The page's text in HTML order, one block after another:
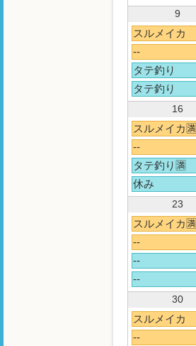
9
スルメイカ
--
タテ釣り
タテ釣り
16
スルメイカ🈵
--
タテ釣り🈵
休み
23
スルメイカ🈵
--
--
--
30
スルメイカ
--